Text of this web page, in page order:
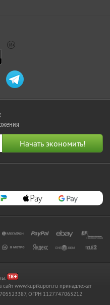
сайт www.kupikupon.ru принадлежат
ОГРН 1127747063212